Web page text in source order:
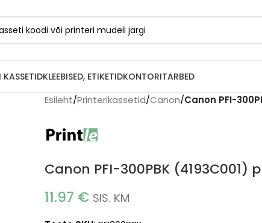
KASSETIDKLEEBISED, ETIKETIDKONTORITARBED
Esileht/Printerikassetid/Canon/Canon PFI-
Canon PFI-300PBK
11.97 € SIS. KM